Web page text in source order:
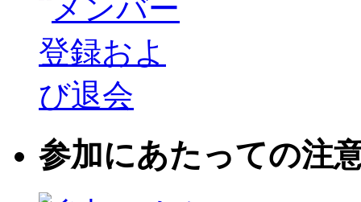
参加にあたっての注